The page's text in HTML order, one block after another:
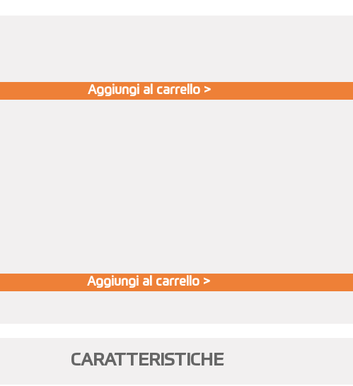
Aggiungi al carrello >
Aggiungi al carrello >
CARATTERISTICHE